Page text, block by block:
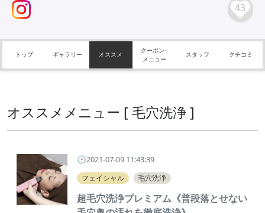
43
トップ ギャラリー オススメ
クーポン･
メニュー
スタッフ クチコミ
オススメメニュー [ 毛穴洗浄 ]
🕑2021-07-09 11:43:39
フェイシャル 毛穴洗浄
超毛穴洗浄プレミアム《普段落とせない